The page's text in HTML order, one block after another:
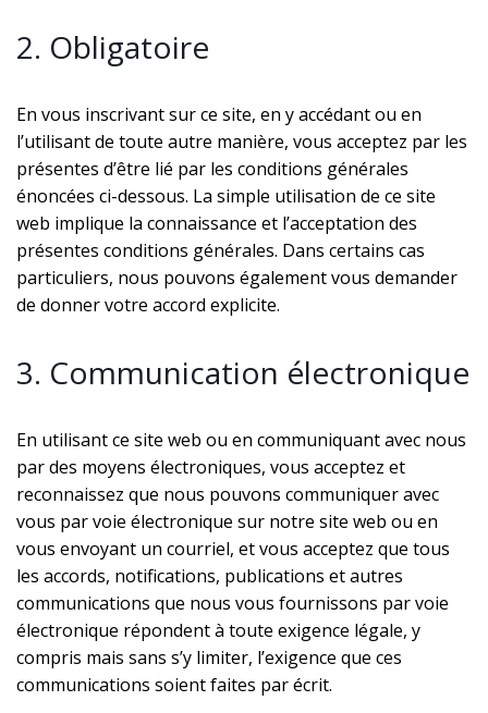
2. Obligatoire
En vous inscrivant sur ce site, en y accédant ou en
l’utilisant de toute autre manière, vous acceptez par les
présentes d’être lié par les conditions générales
énoncées ci-dessous. La simple utilisation de ce site
web implique la connaissance et l’acceptation des
présentes conditions générales. Dans certains cas
particuliers, nous pouvons également vous demander
de donner votre accord explicite.
3. Communication électronique
En utilisant ce site web ou en communiquant avec nous
par des moyens électroniques, vous acceptez et
reconnaissez que nous pouvons communiquer avec
vous par voie électronique sur notre site web ou en
vous envoyant un courriel, et vous acceptez que tous
les accords, notifications, publications et autres
communications que nous vous fournissons par voie
électronique répondent à toute exigence légale, y
compris mais sans s’y limiter, l’exigence que ces
communications soient faites par écrit.